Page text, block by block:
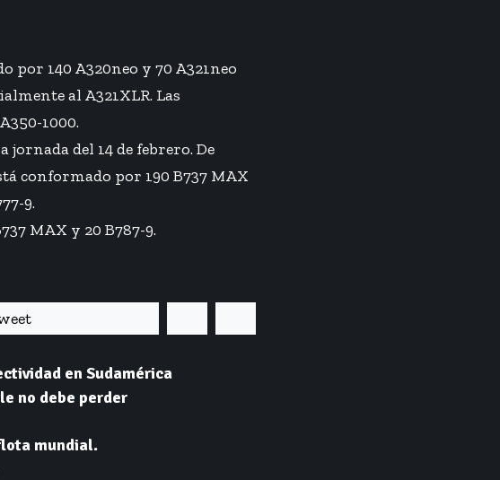
por 140 A320neo y 70 A321neo
al A321XLR. Las
1000.
del 14 de febrero. De
conformado por 190 B737 MAX
9.
MAX y 20 B787-9.
en Sudamérica
no debe perder
mundial.